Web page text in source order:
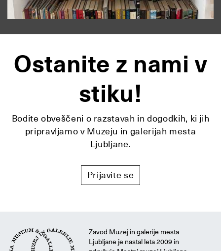
Ostanite z nami v
stiku!
Bodite obveščeni o razstavah in dogodkih, ki jih
pripravljamo v Muzeju in galerijah mesta
Ljubljane.
Prijavite se
Zavod Muzej in galerije mesta
Ljubljane je nastal leta 2009 in